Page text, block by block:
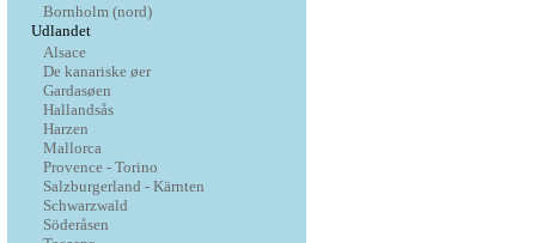
Bornholm (nord)
Udlandet
Alsace
De kanariske øer
Gardasøen
Hallandsås
Harzen
Mallorca
Provence - Torino
Salzburgerland - Kärnten
Schwarzwald
Söderåsen